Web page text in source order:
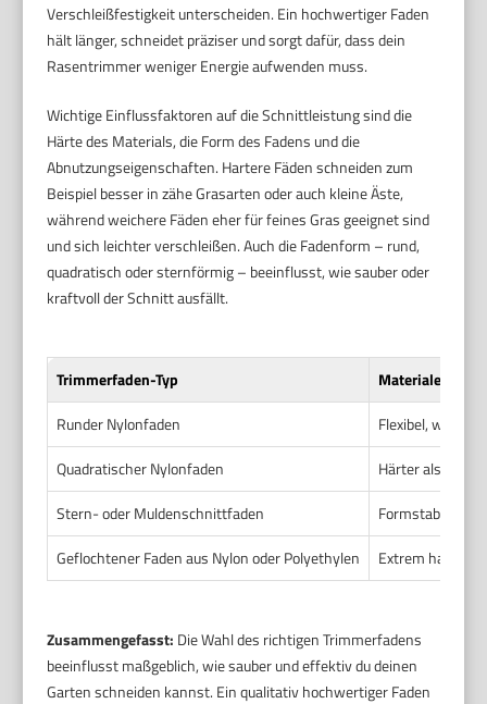
Verschleißfestigkeit unterscheiden. Ein hochwertiger Faden
hält länger, schneidet präziser und sorgt dafür, dass dein
Rasentrimmer weniger Energie aufwenden muss.
Wichtige Einflussfaktoren auf die Schnittleistung sind die
Härte des Materials, die Form des Fadens und die
Abnutzungseigenschaften. Hartere Fäden schneiden zum
Beispiel besser in zähe Grasarten oder auch kleine Äste,
während weichere Fäden eher für feines Gras geeignet sind
und sich leichter verschleißen. Auch die Fadenform – rund,
quadratisch oder sternförmig – beeinflusst, wie sauber oder
kraftvoll der Schnitt ausfällt.
Trimmerfaden-Typ
Runder Nylonfaden
Flexibel, weich,
Quadratischer Nylonfaden
Härter als
Stern- oder Muldenschnittfaden
Formstabil,
Geflochtener Faden aus Nylon oder Polyethylen
Extrem haltbar,
Zusammengefasst: Die Wahl des richtigen Trimmerfadens
beeinflusst maßgeblich, wie sauber und effektiv du deinen
Garten schneiden kannst. Ein qualitativ hochwertiger Faden